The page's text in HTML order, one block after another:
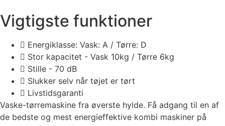
Vigtigste funktioner
Energiklasse: Vask: A / Tørre: D
Stor kapacitet - Vask 10kg / Tørre 6kg
Stille - 70 dB
Slukker selv når tøjet er tørt
Livstidsgaranti
Vaske-tørremaskine fra øverste hylde. Få adgang til en af
de bedste og mest energieffektive kombi maskiner på